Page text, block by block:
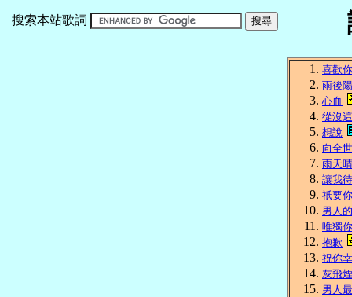
搜索本站歌詞
喜歡
雨後
心血
從沒
想說
向全
雨天
讓我
祇要
男人
唯獨
抱歉
祝你
灰飛
男人